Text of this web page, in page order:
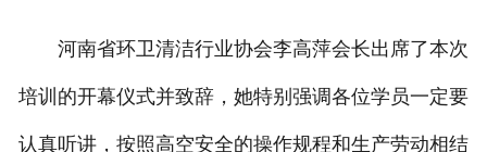
河南省环卫清洁行业协会李高萍会长出席了本次
培训的开幕仪式并致辞，她特别强调各位学员一定要
认真听讲，按照高空安全的操作规程和生产劳动相结